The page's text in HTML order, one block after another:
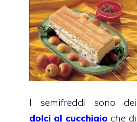
I semifreddi sono dei
dolci al cucchiaio che di